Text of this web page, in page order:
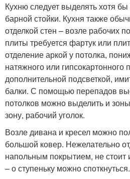
Кухню следует выделять хотя
барной стойки. Кухня также
отделкой стен – возле рабочих
плиты требуется фартук или
отделение аркой у потолка,
натяжного или гипсокартонного
дополнительной подсветкой,
балки. С помощью перепадов
потолков можно выделить и
зону, рабочий уголок.
Возле дивана и кресел можно
большой ковер. Нежелательно
напольным покрытием, не стоит
– о ступеньку можно споткнуться.